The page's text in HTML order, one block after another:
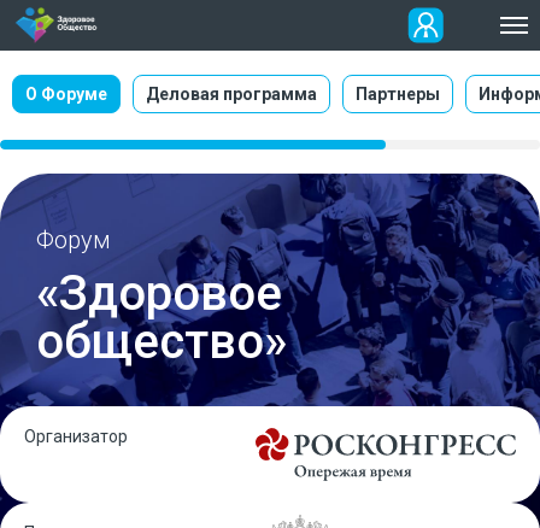
О Форуме Деловая программа Партнеры
Форум
«Здоровое
общество»
Организатор